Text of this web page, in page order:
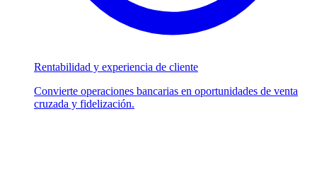
Rentabilidad y experiencia de cliente
Convierte operaciones bancarias en oportunidades de venta
cruzada y fidelización.